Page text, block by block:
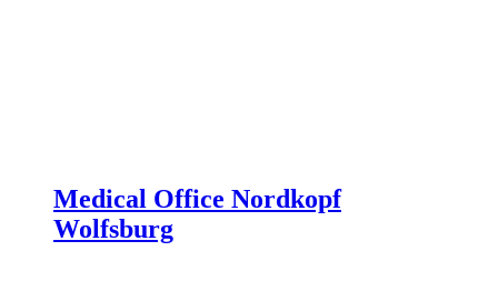
Medical Office Nordkopf
Wolfsburg